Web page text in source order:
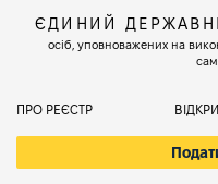
ЄДИНИЙ
осіб, уповноважених на
ПРО РЕЄСТР